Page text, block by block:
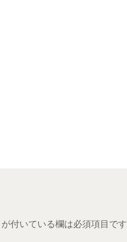
が付いている欄は必須項目です